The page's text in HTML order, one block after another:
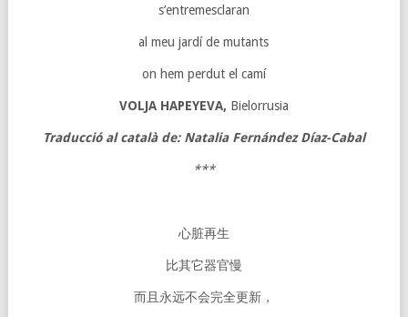
s’entremesclaran
al meu jardí de mutants
on hem perdut el camí
VOLJA HAPEYEVA, Bielorrusia
Traducció al català de: Natalia Fernández Díaz-Cabal
***
心脏再生
比其它器官慢
而且永远不会完全更新，